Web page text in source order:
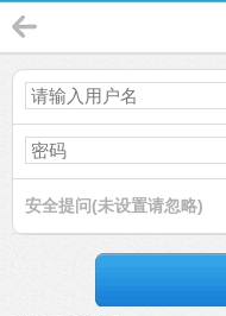
安全提问(未设置请忽略)